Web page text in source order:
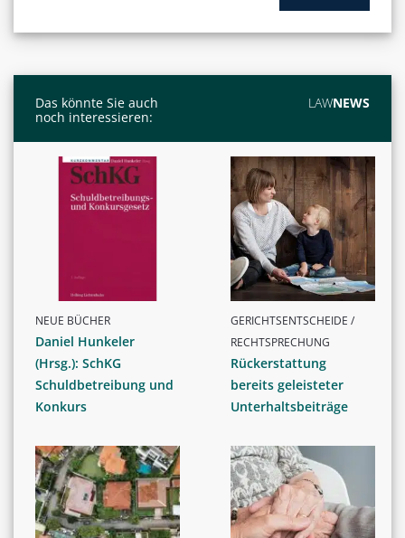
Das könnte Sie auch
noch interessieren:
LAWNEWS
NEUE BÜCHER
Daniel Hunkeler
(Hrsg.): SchKG
Schuldbetreibung und
Konkurs
GERICHTSENTSCHEIDE /
RECHTSPRECHUNG
Rückerstattung
bereits geleisteter
Unterhaltsbeiträge